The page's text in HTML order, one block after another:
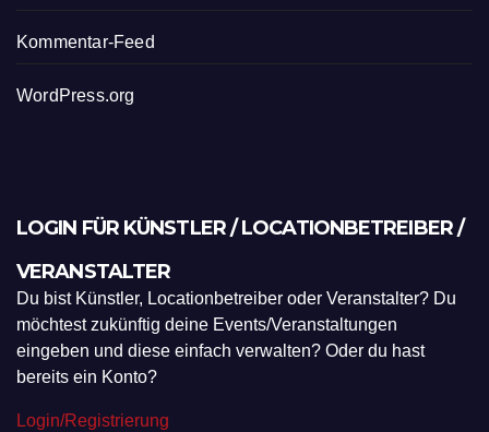
Kommentar-Feed
WordPress.org
LOGIN FÜR KÜNSTLER / LOCATIONBETREIBER /
VERANSTALTER
Du bist Künstler, Locationbetreiber oder Veranstalter? Du
möchtest zukünftig deine Events/Veranstaltungen
eingeben und diese einfach verwalten? Oder du hast
bereits ein Konto?
Login/Registrierung